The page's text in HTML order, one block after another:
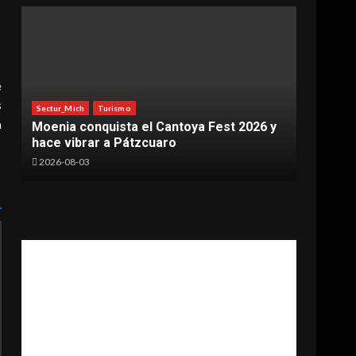
Sectur_Mich Turismo
Moenia conquista el Cantoya Fest 2026 y
hace vibrar a Pátzcuaro
2026-08-03